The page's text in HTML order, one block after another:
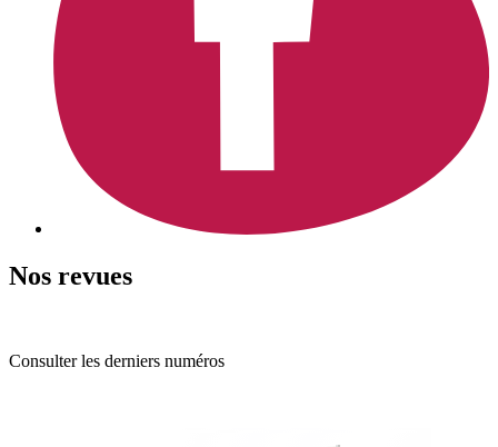
Nos revues
Consulter les derniers numéros